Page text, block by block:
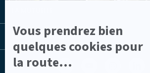
Vous prendrez bien
quelques cookies pour
la route...
LES LIENS UTILES